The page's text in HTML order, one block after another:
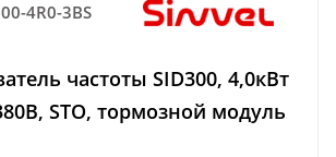
4R0-3BS
частоты SID300, 4,0кВт
STO, тормозной модуль